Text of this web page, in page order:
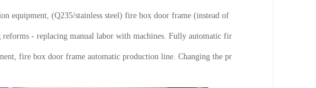
equipment, (Q235/stainless steel) fire box door frame (instead of
- replacing manual labor with machines. Fully automatic fir
fire box door frame automatic production line. Changing the pr